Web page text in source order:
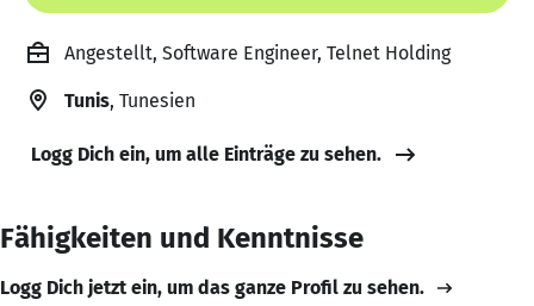
Angestellt, Software Engineer, Telnet Holding
Tunis, Tunesien
Logg Dich ein, um alle Einträge zu sehen.
Fähigkeiten und Kenntnisse
Logg Dich jetzt ein, um das ganze Profil zu sehen.